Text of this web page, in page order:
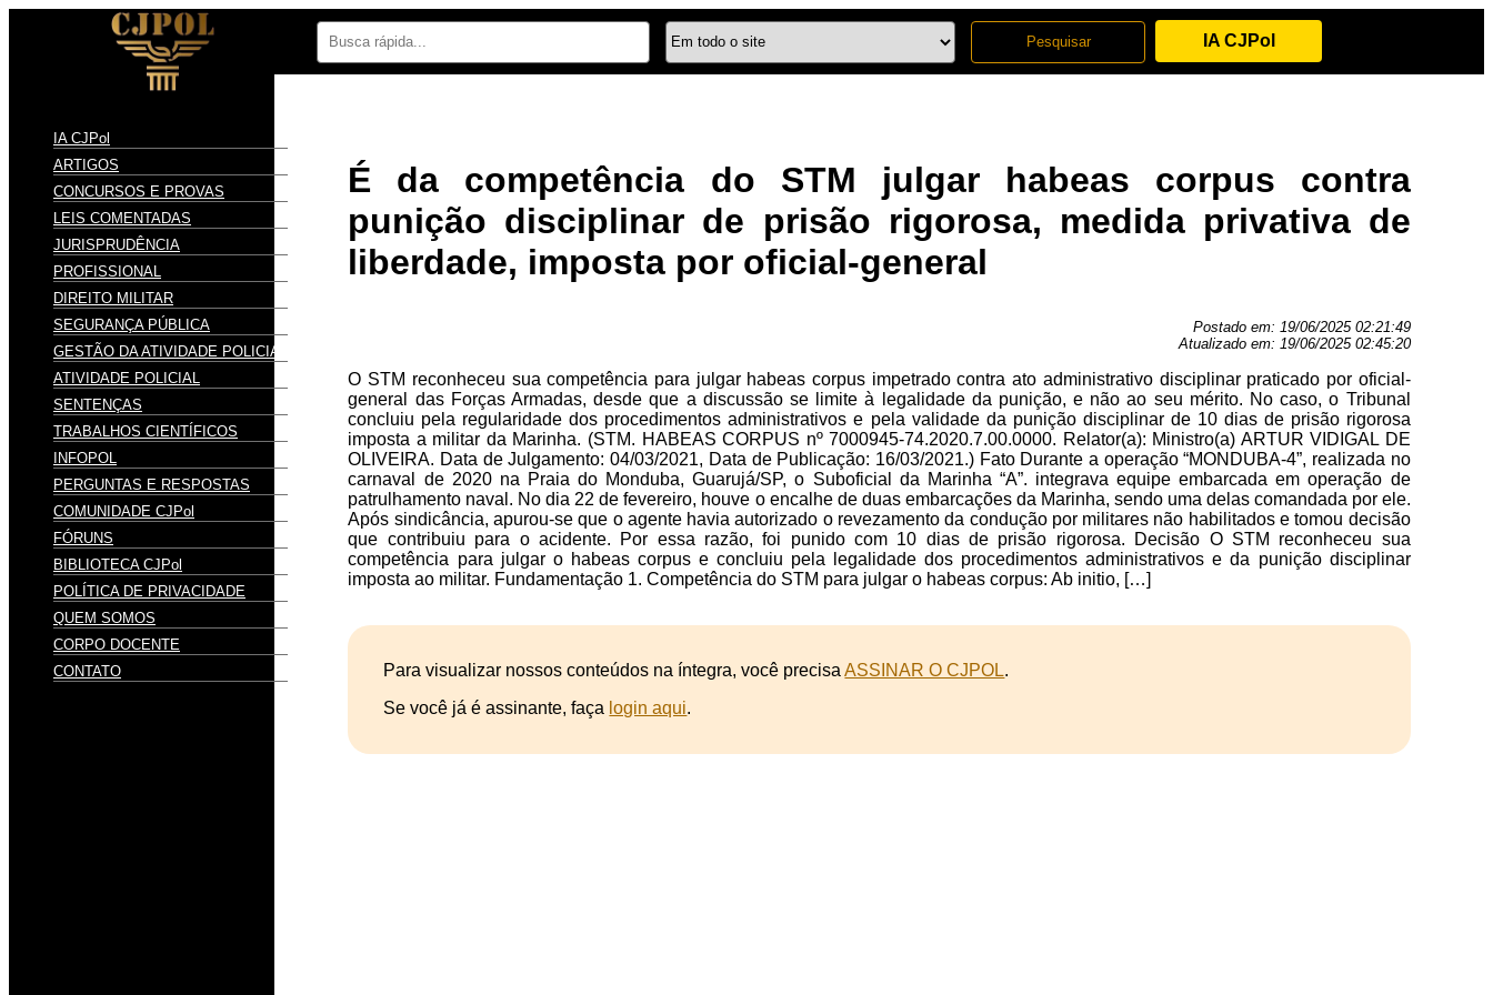
IA CJPol
IA CJPol
ARTIGOS
CONCURSOS E PROVAS
LEIS COMENTADAS
JURISPRUDÊNCIA
PROFISSIONAL
DIREITO MILITAR
SEGURANÇA PÚBLICA
GESTÃO DA ATIVIDADE POLICIAL
ATIVIDADE POLICIAL
SENTENÇAS
TRABALHOS CIENTÍFICOS
INFOPOL
PERGUNTAS E RESPOSTAS
COMUNIDADE CJPol
FÓRUNS
BIBLIOTECA CJPol
POLÍTICA DE PRIVACIDADE
QUEM SOMOS
CORPO DOCENTE
CONTATO
É da competência do STM julgar habeas corpus contra
punição disciplinar de prisão rigorosa, medida privativa de
liberdade, imposta por oficial-general
Postado em: 19/06/2025 02:21:49
Atualizado em: 19/06/2025 02:45:20
O STM reconheceu sua competência para julgar habeas corpus impetrado contra ato administrativo disciplinar praticado por oficial-
general das Forças Armadas, desde que a discussão se limite à legalidade da punição, e não ao seu mérito. No caso, o Tribunal
concluiu pela regularidade dos procedimentos administrativos e pela validade da punição disciplinar de 10 dias de prisão rigorosa
imposta a militar da Marinha. (STM. HABEAS CORPUS nº 7000945-74.2020.7.00.0000. Relator(a): Ministro(a) ARTUR VIDIGAL DE
OLIVEIRA. Data de Julgamento: 04/03/2021, Data de Publicação: 16/03/2021.) Fato Durante a operação “MONDUBA-4”, realizada no
carnaval de 2020 na Praia do Monduba, Guarujá/SP, o Suboficial da Marinha “A”. integrava equipe embarcada em operação de
patrulhamento naval. No dia 22 de fevereiro, houve o encalhe de duas embarcações da Marinha, sendo uma delas comandada por ele.
Após sindicância, apurou-se que o agente havia autorizado o revezamento da condução por militares não habilitados e tomou decisão
que contribuiu para o acidente. Por essa razão, foi punido com 10 dias de prisão rigorosa. Decisão O STM reconheceu sua
competência para julgar o habeas corpus e concluiu pela legalidade dos procedimentos administrativos e da punição disciplinar
imposta ao militar. Fundamentação 1. Competência do STM para julgar o habeas corpus: Ab initio, […]
Para visualizar nossos conteúdos na íntegra, você precisaASSINAR O CJPOL.
Se você já é assinante, faça login aqui.